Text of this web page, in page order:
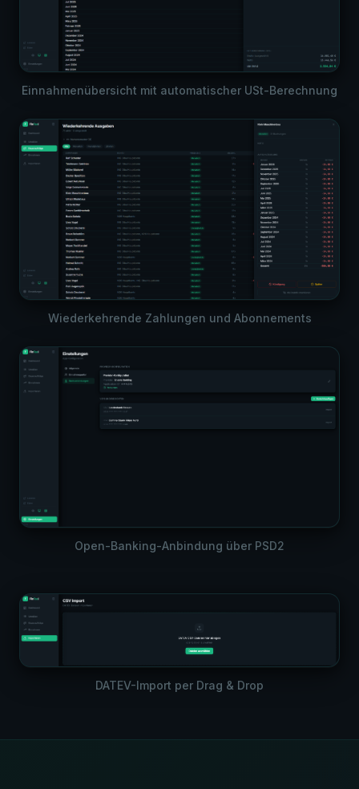
Einnahmenübersicht mit automatischer USt-Berechnung
Wiederkehrende Zahlungen und Abonnements
Open-Banking-Anbindung über PSD2
DATEV-Import per Drag & Drop